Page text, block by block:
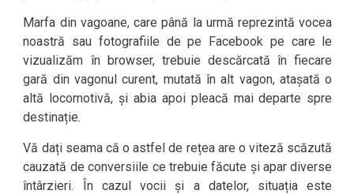
Marfa din vagoane, care până la urmă reprezintă vocea
noastră sau fotografiile de pe Facebook pe care le
vizualizăm în browser, trebuie descărcată în fiecare
gară din vagonul curent, mutată în alt vagon, atașată o
altă locomotivă, și abia apoi pleacă mai departe spre
destinație.
Vă dați seama că o astfel de rețea are o viteză scăzută
cauzată de conversiile ce trebuie făcute și apar diverse
întârzieri. În cazul vocii și a datelor, situația este